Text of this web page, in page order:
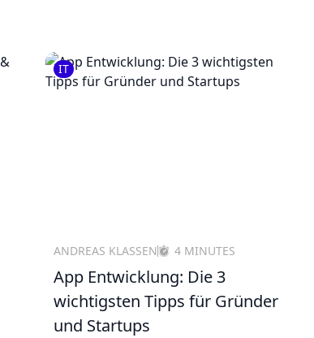
IT
ANDREAS KLASSEN 4 MINUTES
App Entwicklung: Die 3
wichtigsten Tipps für Gründer
und Startups